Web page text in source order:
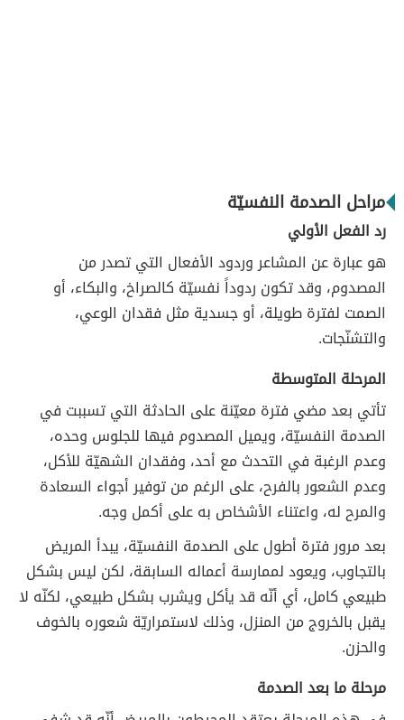
مراحل الصدمة النفسيّة
رد الفعل الأولي
هو عبارة عن المشاعر وردود الأفعال التي تصدر من
المصدوم، وقد تكون ردوداً نفسيّة كالصراخ، والبكاء، أو
الصمت لفترة طويلة، أو جسدية مثل فقدان الوعي،
والتشنّجات.
المرحلة المتوسطة
تأتي بعد مضي فترة معيّنة على الحادثة التي تسببت في
الصدمة النفسيّة، ويميل المصدوم فيها للجلوس وحده،
وعدم الرغبة في التحدث مع أحد، وفقدان الشهيّة للأكل،
وعدم الشعور بالفرح، على الرغم من توفير أجواء السعادة
والمرح له، واعتناء الأشخاص به على أكمل وجه.
بعد مرور فترة أطول على الصدمة النفسيّة، يبدأ المريض
بالتجاوب، ويعود لممارسة أعماله السابقة، لكن ليس بشكل
طبيعي كامل، أي أنّه قد يأكل ويشرب بشكل طبيعي، لكنّه لا
يقبل بالخروج من المنزل، وذلك لاستمراريّة شعوره بالخوف
والحزن.
مرحلة ما بعد الصدمة